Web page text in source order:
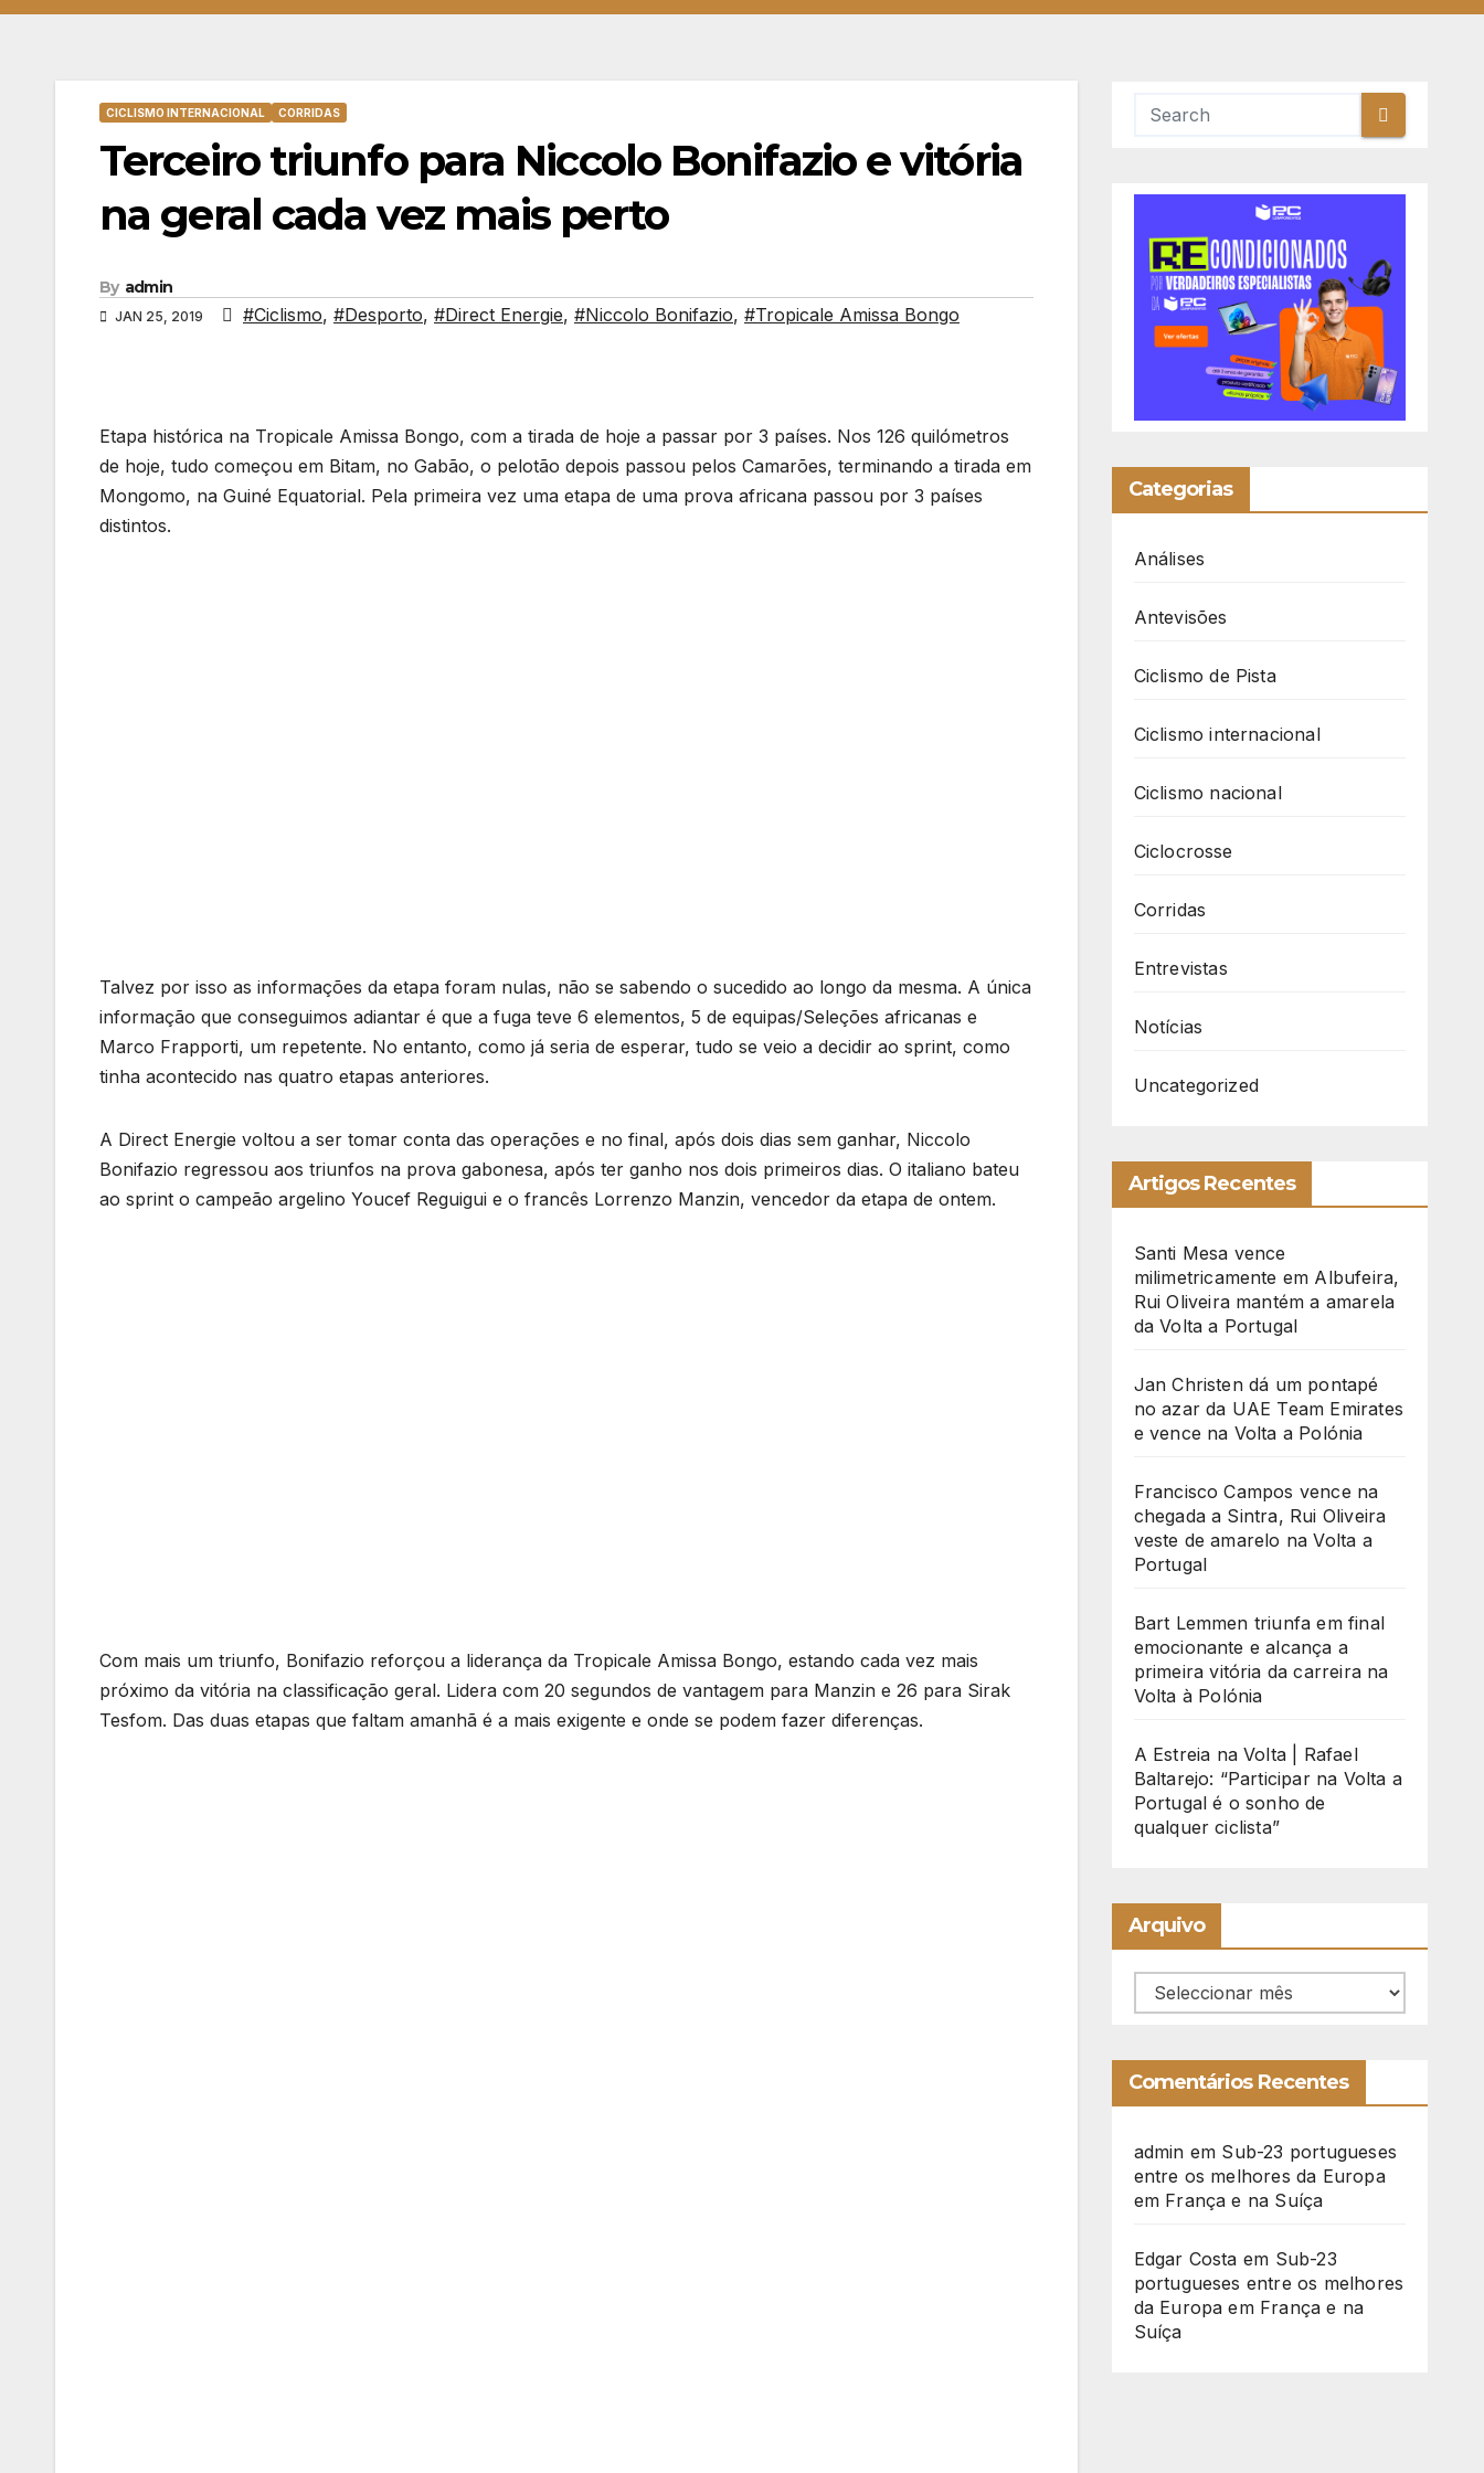
CICLISMO INTERNACIONAL CORRIDAS
Terceiro triunfo para Niccolo Bonifazio e vitória
na geral cada vez mais perto
By admin
JAN 25, 2019 #Ciclismo, #Desporto, #Direct Energie, #Niccolo Bonifazio, #Tropicale Amissa Bongo
Etapa histórica na Tropicale Amissa Bongo, com a tirada de hoje a passar por 3 países. Nos 126 quilómetros
de hoje, tudo começou em Bitam, no Gabão, o pelotão depois passou pelos Camarões, terminando a tirada em
Mongomo, na Guiné Equatorial. Pela primeira vez uma etapa de uma prova africana passou por 3 países
distintos.
Talvez por isso as informações da etapa foram nulas, não se sabendo o sucedido ao longo da mesma. A única
informação que conseguimos adiantar é que a fuga teve 6 elementos, 5 de equipas/Seleções africanas e
Marco Frapporti, um repetente. No entanto, como já seria de esperar, tudo se veio a decidir ao sprint, como
tinha acontecido nas quatro etapas anteriores.
A Direct Energie voltou a ser tomar conta das operações e no final, após dois dias sem ganhar, Niccolo
Bonifazio regressou aos triunfos na prova gabonesa, após ter ganho nos dois primeiros dias. O italiano bateu
ao sprint o campeão argelino Youcef Reguigui e o francês Lorrenzo Manzin, vencedor da etapa de ontem.
Com mais um triunfo, Bonifazio reforçou a liderança da Tropicale Amissa Bongo, estando cada vez mais
próximo da vitória na classificação geral. Lidera com 20 segundos de vantagem para Manzin e 26 para Sirak
Tesfom. Das duas etapas que faltam amanhã é a mais exigente e onde se podem fazer diferenças.
Categorias
Análises
Antevisões
Ciclismo de Pista
Ciclismo internacional
Ciclismo nacional
Ciclocrosse
Corridas
Entrevistas
Notícias
Uncategorized
Artigos Recentes
Santi Mesa vence
milimetricamente em Albufeira,
Rui Oliveira mantém a amarela
da Volta a Portugal
Jan Christen dá um pontapé
no azar da UAE Team Emirates
e vence na Volta a Polónia
Francisco Campos vence na
chegada a Sintra, Rui Oliveira
veste de amarelo na Volta a
Portugal
Bart Lemmen triunfa em final
emocionante e alcança a
primeira vitória da carreira na
Volta à Polónia
A Estreia na Volta | Rafael
Baltarejo: “Participar na Volta a
Portugal é o sonho de
qualquer ciclista”
Arquivo
Arquivo
Comentários Recentes
admin em Sub-23 portugueses
entre os melhores da Europa
em França e na Suíça
Edgar Costa em Sub-23
portugueses entre os melhores
da Europa em França e na
Suíça